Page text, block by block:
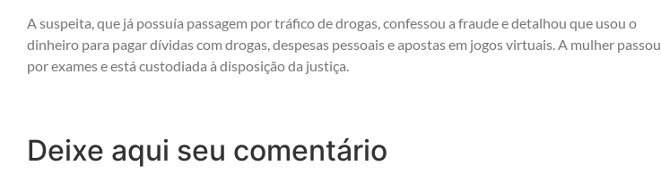
A suspeita, que já possuía passagem por tráfico de drogas, confessou a fraude e detalhou que usou o
dinheiro para pagar dívidas com drogas, despesas pessoais e apostas em jogos virtuais. A mulher passou
por exames e está custodiada à disposição da justiça.
Deixe aqui seu comentário